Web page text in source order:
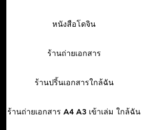
หนังสือโดจิน
ร้านถ่ายเอกสาร
ร้านปริ้นเอกสารใกล้ฉัน
ร้านถ่ายเอกสาร A4 A3 เข้าเล่ม ใกล้ฉัน